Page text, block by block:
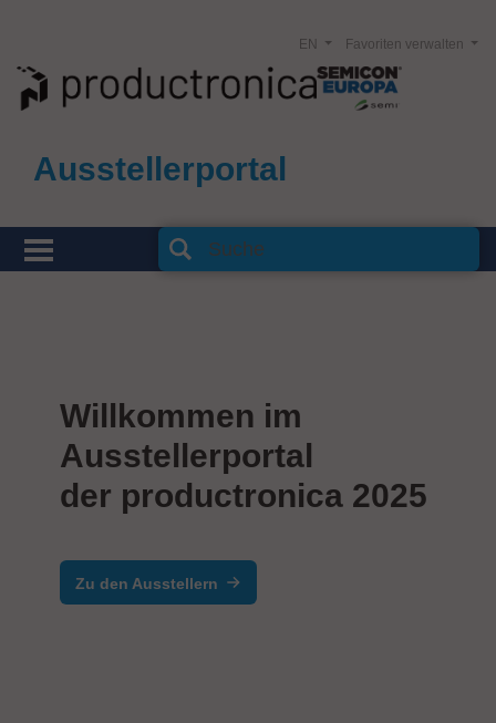
Ausstellerportal
Favoriten verwalten
EN
Willkommen im
Ausstellerportal
der productronica 2025
Zu den Ausstellern